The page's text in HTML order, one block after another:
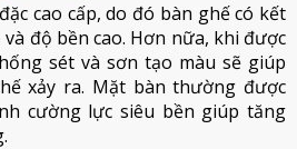
cao cấp, do đó bàn ghế có kết
độ bền cao. Hơn nữa, khi được
sét và sơn tạo màu sẽ giúp
xảy ra. Mặt bàn thường được
cường lực siêu bền giúp tăng